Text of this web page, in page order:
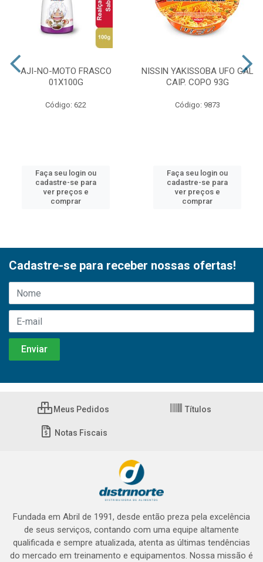
AJI-NO-MOTO FRASCO
01X100G
Código: 622
Faça seu login ou
cadastre-se para
ver preços e
comprar
NISSIN YAKISSOBA UFO GAL
CAIP. COPO 93G
Código: 9873
Faça seu login ou
cadastre-se para
ver preços e
comprar
Cadastre-se para receber nossas ofertas!
Meus Pedidos Títulos
Notas Fiscais
Fundada em Abril de 1991, desde então preza pela excelência
de seus serviços, contando com uma equipe altamente
qualificada e sempre atualizada, atenta as últimas tendências
do mercado em treinamento e equipamentos. Nossa missão é